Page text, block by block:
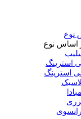
نوع
اساس نوع
استرینگ
استرینگ